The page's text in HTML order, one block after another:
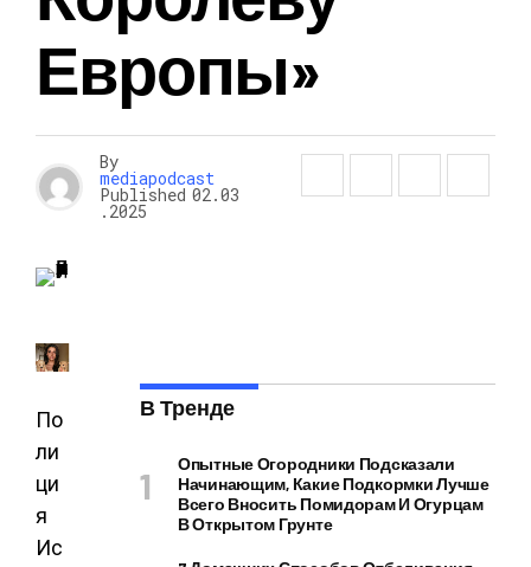
Европы»
By
mediapodcast
Published 02.03
.2025
По
ли
ци
я
Ис
В Тренде
Опытные Огородники Подсказали
Начинающим, Какие Подкормки Лучше
Всего Вносить Помидорам И Огурцам
В Открытом Грунте